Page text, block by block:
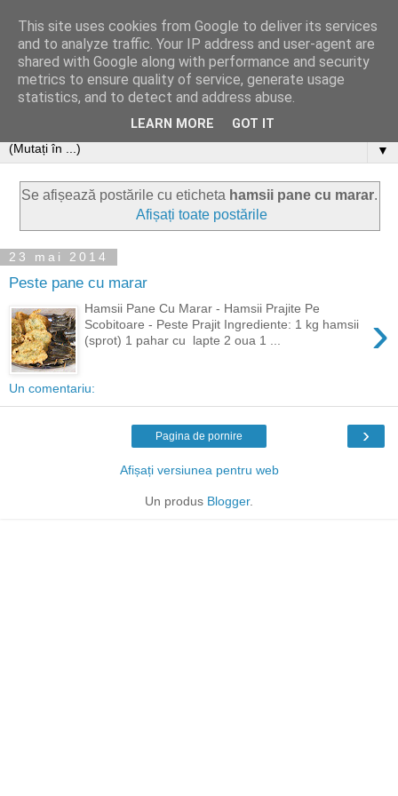
▼
Se afișează postările cu eticheta hamsii pane cu marar.
Afișați toate postările
23 mai 2014
Peste pane cu marar
›
Hamsii Pane Cu Marar - Hamsii Prajite Pe
Scobitoare - Peste Prajit Ingrediente: 1 kg hamsii
(sprot) 1 pahar cu lapte 2 oua 1 ...
Un comentariu:
›
Pagina de pornire
Afișați versiunea pentru web
Un produs Blogger.
This site uses cookies from Google to deliver its services
and to analyze traffic. Your IP address and user-agent are
shared with Google along with performance and security
metrics to ensure quality of service, generate usage
statistics, and to detect and address abuse.
LEARN MORE GOT IT